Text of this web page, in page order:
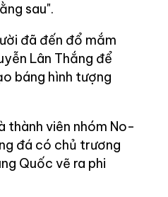
sau".
đã đến đổ mắm
Lân Thắng để
báng hình tượng
thành viên nhóm No-
đá có chủ trương
Quốc vẽ ra phi